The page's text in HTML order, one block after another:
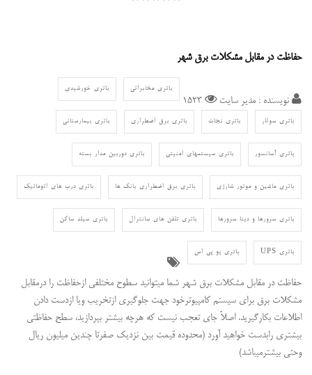
حفاظت در مقابل مشکلات برق شهر
نویسنده : مدیر سایت 1523
باتری مخابراتی باتری خورشیدی
باتری سولار باتری نجات باتری برق اضطراری باتری بیمارستانی
باتری آسانسور باتری سیستمهای امنیتی باتری دوربین مدار بسته
باتری ماشین و موتور شارژی باتری برق اضطراری بانک ها باتری درب های اتوماتیک
باتری سرورها و دیتا سرورها باتری تلفن های سانترال باتری سیلد ساکن
باتری UPS باتری یو پی اس
حفاظت در مقابل مشکلات برق شهر شما میتوانید سطوح مختلفی ازحفاظت را درمقابل
مشکلات برق برای سیستم کامپیوترخود جهت جلوگیری ازتخریب ویا ازدست دادن
اطلاعات بکارگیرید. اصلاً جای تعجب نیست که هرچه بیشتر بپردازید، سطح حفاظتی
بیشتری رابدست خواهید آورد (محدوده قیمت بین نزدیک صفرتا چندین میلیون ریال
وحتی بیشترمیباشد)